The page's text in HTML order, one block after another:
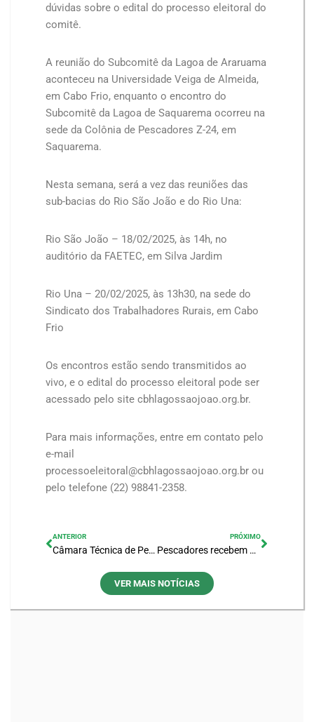
dúvidas sobre o edital do processo eleitoral do
comitê.
A reunião do Subcomitê da Lagoa de Araruama
aconteceu na Universidade Veiga de Almeida,
em Cabo Frio, enquanto o encontro do
Subcomitê da Lagoa de Saquarema ocorreu na
sede da Colônia de Pescadores Z-24, em
Saquarema.
Nesta semana, será a vez das reuniões das
sub-bacias do Rio São João e do Rio Una:
Rio São João – 18/02/2025, às 14h, no
auditório da FAETEC, em Silva Jardim
Rio Una – 20/02/2025, às 13h30, na sede do
Sindicato dos Trabalhadores Rurais, em Cabo
Frio
Os encontros estão sendo transmitidos ao
vivo, e o edital do processo eleitoral pode ser
acessado pelo site cbhlagossaojoao.org.br.
Para mais informações, entre em contato pelo
e-mail
processoeleitoral@cbhlagossaojoao.org.br ou
pelo telefone (22) 98841-2358.
ANTERIOR
Câmara Técnica de Pesca do CBH Lagos São João define Plano de Ação para conter colapso ambiental
PRÓXIMO
Pescadores recebem Certificação Profissional em curso financiado pelo Comitê Lagos São João
VER MAIS NOTÍCIAS